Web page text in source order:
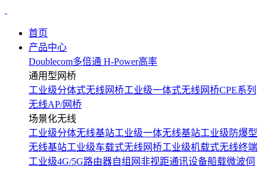
首页
产品中心
Doublecom多倍通 H-Power高率
通用型网桥
工业级分体式无线网桥工业级一体式无线网桥CPE系列
无线AP/网桥
场景化无线
工业级分体无线基站工业级一体无线基站工业级防爆型
无线基站工业级车载式无线网桥工业级机载式无线终端
工业级4G/5G路由器自组网非视距通讯设备船载微波伺